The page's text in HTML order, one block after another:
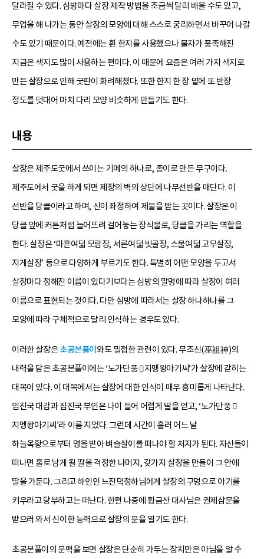
달라질 수 있다. 심방마다 살장 제작 방법을 조금씩 달리 배울 수도 있고,
무업을 해 나가는 동안 살장의 모양에 대해 스스로 궁리하면서 바꾸어 나갈
수도 있기 때문이다. 예전에는 흰 한지를 사용했으나 물자가 풍족해진
지금은 색지도 많이 사용하는 편이다. 이 때문에 요즘은 여러 가지 색지로
만든 살장으로 인해 굿판이 화려해졌다. 또한 한지 한 장 밑에 또 반장
정도를 덧대어 마치 다리 모양 비슷하게 만들기도 한다.
내용
살장은 제주도굿에서 쓰이는 기메의 하나로, 종이로 만든 무구이다.
제주도에서 굿을 하게 되면 제장의 벽의 상단에 나무선반을 매단다. 이
선반을 당클이라고 하며, 신이 좌정하여 제물을 받는 곳이다. 살장은 이
당클 앞에 커튼처럼 늘어뜨려 걸어놓는 장식물로, 당클을 가리는 역할을
한다. 살장은 ‘마흔여덟 모람장, 서른여덟 빗골장, 스물여덟 고무살장,
지게살장’ 등으로 다양하게 부르기도 한다. 특별히 어떤 모양을 두고서
살장마다 정해진 이름이 있다기보다는 심방의 말명에 따라 살장이 여러
이름으로 표현되는 것이다. 다만 심방에 따라서는 살장 하나하나를 그
모양에 따라 구체적으로 달리 인식하는 경우도 있다.
이러한 살장은초공본풀이와도 밀접한 관련이 있다. 무조신(巫祖神)의
내력을 담은 초공본풀이에는 ‘노가단풍 지멩왕아기씨’가 살장에 갇히는
대목이 있다. 이 대목에서는 살장에 대한 인식이 매우 흥미롭게 나타난다.
임진국 대감과 짐진국 부인은 나이 들어 어렵게 딸을 얻고, ‘노가단풍 
지멩왕아기씨’라 이름 지었다. 그런데 시간이 흘러 어느 날
하늘옥황으로부터 명을 받아 벼슬살이를 떠나야 할 처지가 된다. 자신들이
떠나면 홀로 남게 될 딸을 걱정한 나머지, 갖가지 살장을 만들어 그 안에
딸을 가둔다. 그리고 하인인 느진덕정하님에게 살장의 구멍으로 아기를
키우라고 당부하고는 떠난다. 한편 나중에 황금산 대사님은 권제삼문을
받으러 와서 신이한 능력으로 살장의 문을 열기도 한다.
초공본풀이의 문맥을 보면 살장은 단순히 가두는 장치만은 아님을 알 수